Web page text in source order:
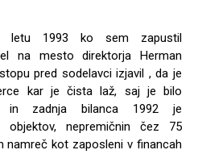
1993 ko sem zapustil
na mesto direktorja Herman
pred sodelavci izjavil , da je
kar je čista laž, saj je bilo
in zadnja bilanca 1992 je
objektov, nepremičnin čez 75
namreč kot zaposleni v financah